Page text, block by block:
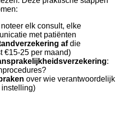
noteer elk consult, elke
met patiënten
afdie
€15-25 per maand)
:
over wie verantwoordelijk
instelling)